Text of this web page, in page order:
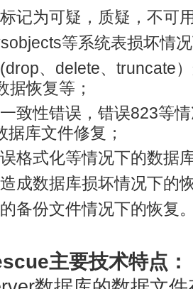
记为可疑，质疑，不可
等系统表损坏情
、delete、truncate
据恢复等；
致性错误，错误823等
库文件修复；
格式化等情况下的数据
成数据库损坏情况下的
备份文件情况下的恢复
主要技术特点：